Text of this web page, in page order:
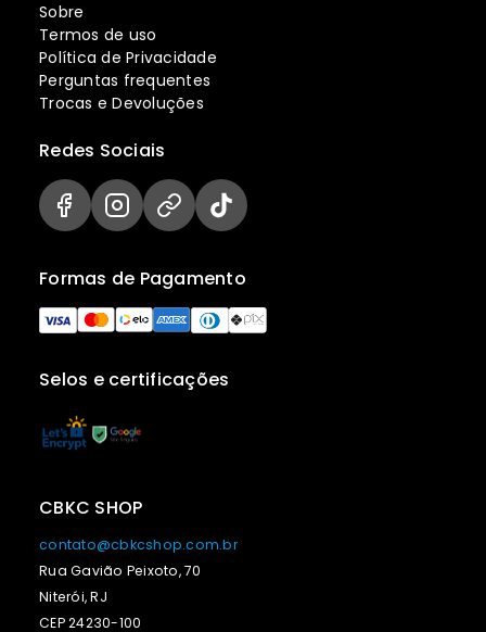
Sobre
Termos de uso
Política de Privacidade
Perguntas frequentes
Trocas e Devoluções
Selos e certificações
Formas de Pagamento
Redes Sociais
CBKC SHOP
contato@cbkcshop.com.br
Rua Gavião Peixoto, 70
Niterói, RJ
CEP 24230-100